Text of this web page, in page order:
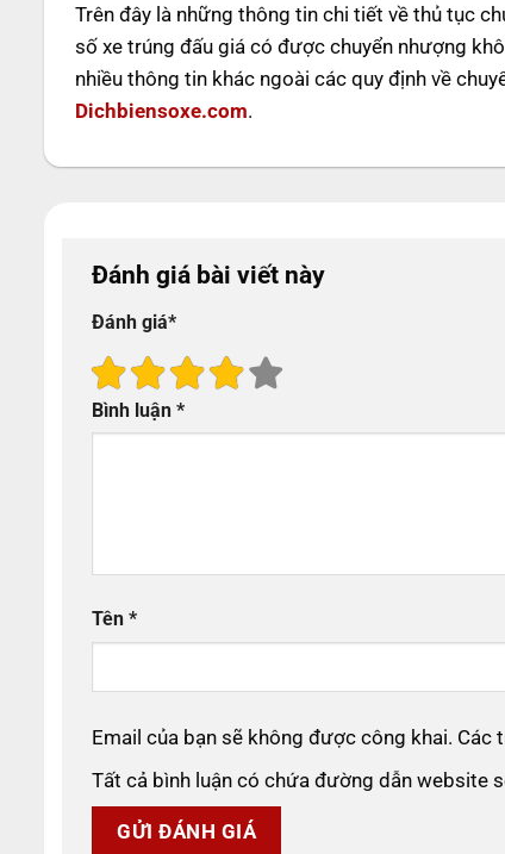
Trên đây là những thông tin chi tiết về thủ tục
số xe trúng đấu giá có được chuyển nhượng
nhiều thông tin khác ngoài các quy định về
Dichbiensoxe.com.
Đánh giá bài viết này
Đánh giá*
Bình luận *
Tên *
Email của bạn sẽ không được công khai.
Tất cả bình luận có chứa đường dẫn website